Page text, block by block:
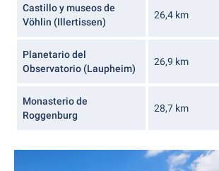
Castillo y museos de
Vöhlin (Illertissen)
26,4 km
Planetario del
Observatorio (Laupheim)
26,9 km
Monasterio de
Roggenburg
28,7 km